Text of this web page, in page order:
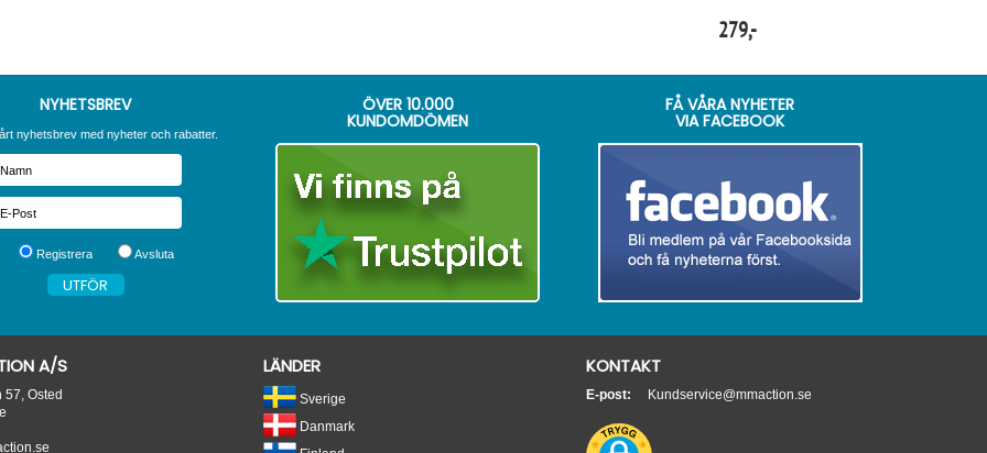
279,-
NYHETSBREV
nyhetsbrev med nyheter och rabatter.
Registrera Avsluta
ÖVER 10.000
KUNDOMDÖMEN
FÅ VÅRA NYHETER
VIA FACEBOOK
A/S
57, Osted
LÄNDER
Sverige
Danmark
KONTAKT
E-post: Kundservice@mmaction.se